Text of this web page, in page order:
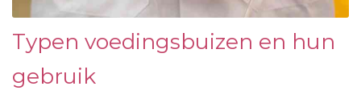
Typen voedingsbuizen en hun
gebruik